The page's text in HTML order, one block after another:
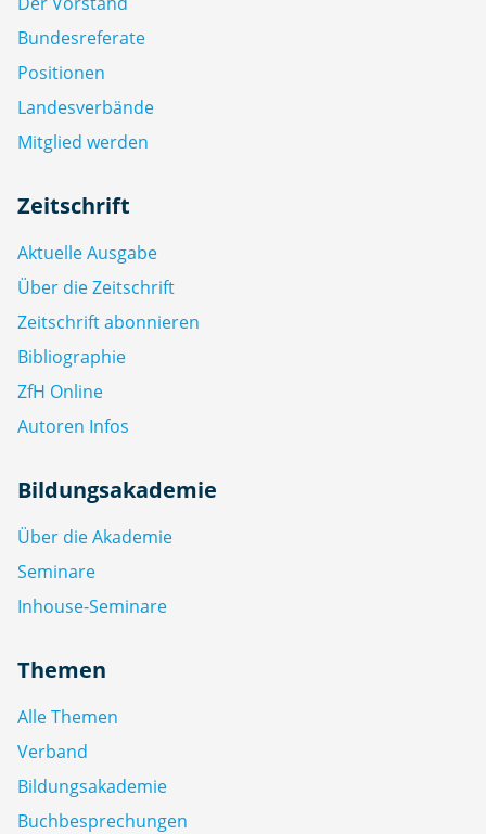
Bundesreferate
Positionen
Landesverbände
Mitglied werden
Zeitschrift
Aktuelle Ausgabe
Über die Zeitschrift
Zeitschrift abonnieren
Bibliographie
ZfH Online
Autoren Infos
Bildungsakademie
Über die Akademie
Seminare
Inhouse-Seminare
Themen
Alle Themen
Verband
Bildungsakademie
Buchbesprechungen